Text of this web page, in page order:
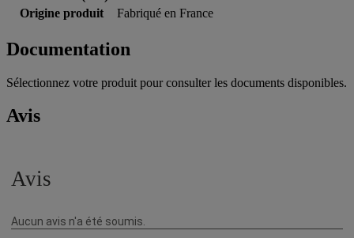
Origine produit
Fabriqué en France
Documentation
Sélectionnez votre produit pour consulter les documents disponibles.
Avis